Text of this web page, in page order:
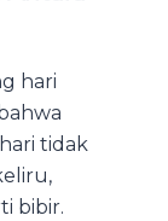
hari
tidak
bibir.